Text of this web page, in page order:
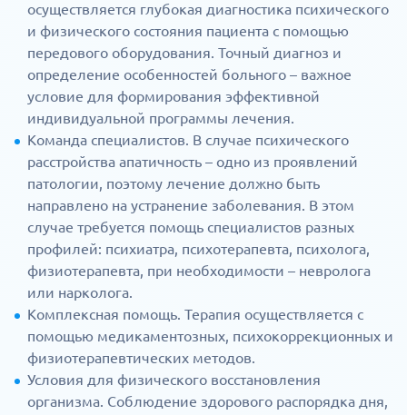
осуществляется глубокая диагностика психического
и физического состояния пациента с помощью
передового оборудования. Точный диагноз и
определение особенностей больного – важное
условие для формирования эффективной
индивидуальной программы лечения.
Команда специалистов. В случае психического
расстройства апатичность – одно из проявлений
патологии, поэтому лечение должно быть
направлено на устранение заболевания. В этом
случае требуется помощь специалистов разных
профилей: психиатра, психотерапевта, психолога,
физиотерапевта, при необходимости – невролога
или нарколога.
Комплексная помощь. Терапия осуществляется с
помощью медикаментозных, психокоррекционных и
физиотерапевтических методов.
Условия для физического восстановления
организма. Соблюдение здорового распорядка дня,